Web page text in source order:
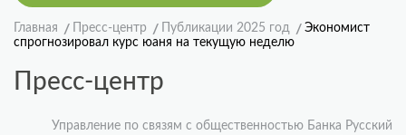
Главная Пресс-центр Публикации 2025 год
Экономист
спрогнозировал курс юаня на текущую неделю
Пресс-центр
Управление по связям с общественностью Банка Русский